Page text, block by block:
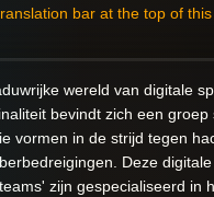
bar at the top of this
wereld van digitale
bevindt zich een groep
vormen in de strijd tegen
Deze digitale
zijn gespecialiseerd in